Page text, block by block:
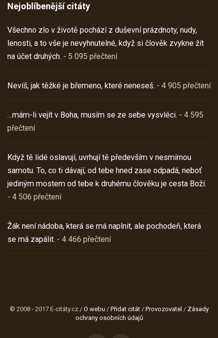
Nejoblíbenější citáty
Všechno zlo v životě pochází z duševní prázdnoty, nudy,
lenosti, a to vše je nevyhnutelné, když si člověk zvykne žít
na účet druhých. - 5 095 přečtení
Nevíš, jak těžké je břemeno, které neneseš. - 4 905 přečtení
…mám-li vejít v Boha, musím se ze sebe vysvléci. - 4 595
přečtení
Když tě lidé oslavují, uvrhují tě především v nesmírnou
samotu. To, co ti dávají, od tebe hned zase odpadá, neboť
jediným mostem od tebe k druhému člověku je cesta Boží.
- 4 506 přečtení
Žák není nádoba, která se má naplnit, ale pochodeň, která
se má zapálit. - 4 466 přečtení
© 2008 - 2017 E-citáty.cz / O webu / Přidat citát/ Provozovatel / Zásady
ochrany osobních údajů